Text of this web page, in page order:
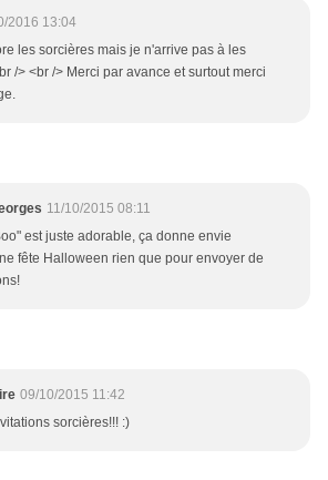
2016 13:04
les sorcières mais je n'arrive pas à les
/> <br /> Merci par avance et surtout merci
11/10/2015 08:11
est juste adorable, ça donne envie
fête Halloween rien que pour envoyer de
09/10/2015 11:42
sorcières!!! :)